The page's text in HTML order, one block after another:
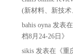
(新材料、新技
bahis oyna发表
档8月24-26日 》
sikis发表在《重